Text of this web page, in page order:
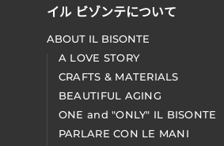
イル ビゾンテについて
ABOUT IL BISONTE
A LOVE STORY
CRAFTS & MATERIALS
BEAUTIFUL AGING
ONE and "ONLY" IL BISONTE
PARLARE CON LE MANI